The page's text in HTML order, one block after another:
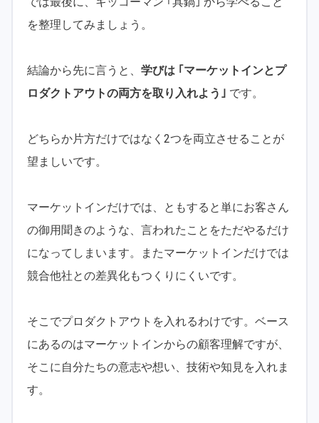
を整理してみましょう。
結論から先に言うと、 学びは ｢マーケットインとプ
ロダクトアウトの両方を取り入れよう｣ です。
どちらか片方だけではなく2つを両立させることが
望ましいです。
マーケットインだけでは、ともすると単にお客さん
の御用聞きのような、言われたことをただやるだけ
になってしまいます。またマーケットインだけでは
競合他社との差異化もつくりにくいです。
そこでプロダクトアウトを入れるわけです。ベース
にあるのはマーケットインからの顧客理解ですが、
そこに自分たちの意志や想い、技術や知見を入れま
す。